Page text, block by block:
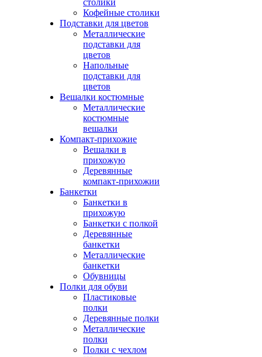
столики
Кофейные столики
Подставки для цветов
Металлические
подставки для
цветов
Напольные
подставки для
цветов
Вешалки костюмные
Металлические
костюмные
вешалки
Компакт-прихожие
Вешалки в
прихожую
Деревянные
компакт-прихожии
Банкетки
Банкетки в
прихожую
Банкетки с полкой
Деревянные
банкетки
Металлические
банкетки
Обувницы
Полки для обуви
Пластиковые
полки
Деревянные полки
Металлические
полки
Полки с чехлом